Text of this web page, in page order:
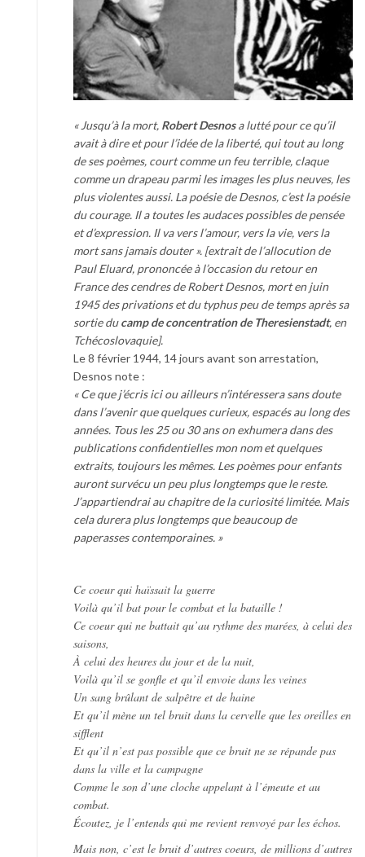
« Jusqu’à la mort, Robert Desnosa lutté pour ce qu’il
avait à dire et pour l’idée de la liberté, qui tout au long
de ses poèmes, court comme un feu terrible, claque
comme un drapeau parmi les images les plus neuves, les
plus violentes aussi. La poésie de Desnos, c’est la poésie
du courage. Il a toutes les audaces possibles de pensée
et d’expression. Il va vers l’amour, vers la vie, vers la
mort sans jamais douter ». [extrait de l’allocution de
Paul Eluard, prononcée à l’occasion du retour en
France des cendres de Robert Desnos, mort en juin
1945 des privations et du typhus peu de temps après sa
sortie ducamp de concentration de Theresienstadt, en
Tchécoslovaquie].
Le 8 février 1944, 14 jours avant son arrestation,
Desnos note :
« Ce que j’écris ici ou ailleurs n’intéressera sans doute
dans l’avenir que quelques curieux, espacés au long des
années. Tous les 25 ou 30 ans on exhumera dans des
publications confidentielles mon nom et quelques
extraits, toujours les mêmes. Les poèmes pour enfants
auront survécu un peu plus longtemps que le reste.
J’appartiendrai au chapitre de la curiosité limitée. Mais
cela durera plus longtemps que beaucoup de
paperasses contemporaines. »
Ce coeur qui haïssait la guerre
Voilà qu’il bat pour le combat et la bataille !
Ce coeur qui ne battait qu’au rythme des marées, à celui des
saisons,
À celui des heures du jour et de la nuit,
Voilà qu’il se gonfle et qu’il envoie dans les veines
Un sang brûlant de salpêtre et de haine
Et qu’il mène un tel bruit dans la cervelle que les oreilles en
sifflent
Et qu’il n’est pas possible que ce bruit ne se répande pas
dans la ville et la campagne
Comme le son d’une cloche appelant à l’émeute et au
combat.
Écoutez, je l’entends qui me revient renvoyé par les échos.
Mais non, c’est le bruit d’autres coeurs, de millions d’autres